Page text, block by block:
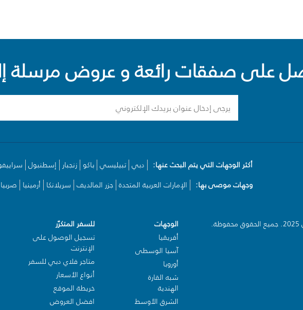
على صفقات رائعة و عروض مرسلة
أكثر الوجهات التي يتم البحث عنها: دبي تبيليسي باكو زنجبار إسطنبول
وجهات موصى بها:
الإمارات العربية المتحدة جزر المالديف سريلانكا أرمينيا صربيا
الوجهات
أفريقيا
آسيا الوسطى
أوروبا
شبه القارة
الهندية
الشرق الأوسط
للسفر المتكرّر
تسجيل الوصول على
الإنترنت
متاجر فلاي دبي للسفر
أنواع الأسعار
خريطة الموقع
افضل العروض